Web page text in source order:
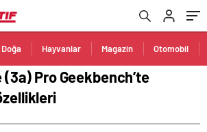
Doğa Hayvanlar Magazin Otomobil
Pro Geekbench’te